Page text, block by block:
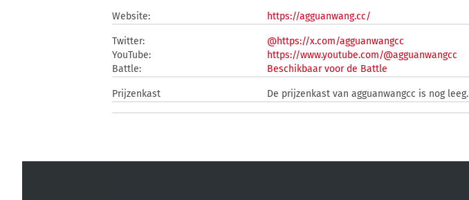
Website: https://agguanwang.cc/
Twitter:
@https://x.com/agguanwangcc
YouTube:
https://www.youtube.com/@agguanwangcc
Battle:
Beschikbaar voor de Battle
Prijzenkast De prijzenkast van agguanwangcc is nog leeg.